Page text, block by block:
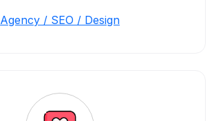
Agency / SEO / Design